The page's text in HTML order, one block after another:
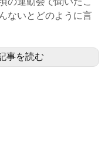
ないとどのように言
事を読む